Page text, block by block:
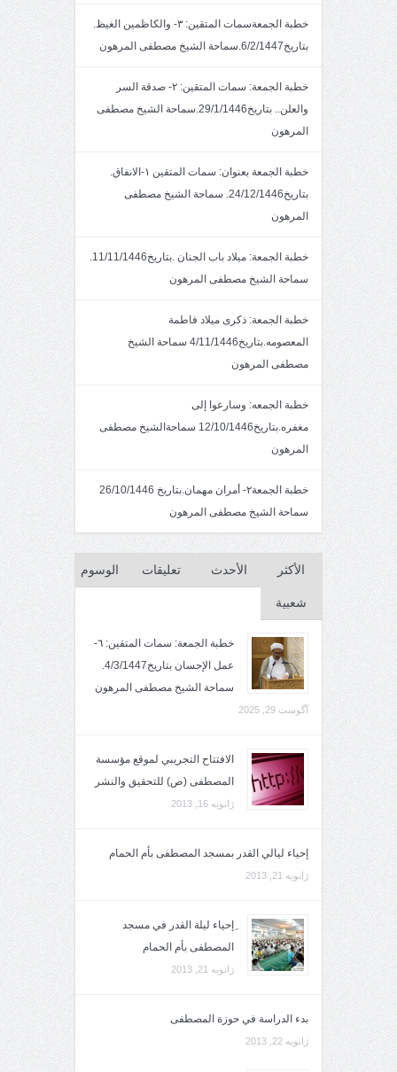
خطبة الجمعةسمات المتقين: ٣- والكاظمين الغيظ.
بتاريخ6/2/1447.سماحة الشيخ مصطفى المرهون
خطبة الجمعة: سمات المتقين: ٢- صدقة السر
والعلن.. بتاريخ29/1/1446.سماحة الشيخ مصطفى
المرهون
خطبة الجمعة بعنوان: سمات المتقين ١-الانفاق.
بتاريخ24/12/1446. سماحة الشيخ مصطفى
المرهون
خطبة الجمعة: ميلاد باب الجنان .بتاريخ11/11/1446.
سماحة الشيخ مصطفى المرهون
خطبة الجمعة: ذكرى ميلاد فاطمة
المعصومه.بتاريخ4/11/1446 سماحة الشيخ
مصطفى المرهون
خطبة الجمعه: وسارعوا إلى
مغفره.بتاريخ12/10/1446 سماحةالشيخ مصطفى
المرهون
خطبة الجمعة٢- أمران مهمان.بتاريخ 26/10/1446
سماحة الشيخ مصطفى المرهون
الأكثر
شعبية
الأحدث تعليقات الوسوم
خطبة الجمعة: سمات المتقين: ٦-
عمل الإحسان بتاريخ4/3/1447.
سماحة الشيخ مصطفى المرهون
آگوست 29, 2025
الافتتاح التجريبي لموقع مؤسسة
المصطفى (ص) للتحقيق والنشر
ژانویه 16, 2013
إحياء ليالي القدر بمسجد المصطفى بأم الحمام
ژانویه 21, 2013
ِإحياء ليلة القدر في مسجد
المصطفى بأم الحمام
ژانویه 21, 2013
بدء الدراسة في حوزة المصطفى
ژانویه 22, 2013